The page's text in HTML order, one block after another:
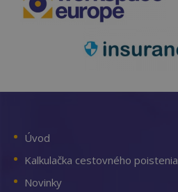
Úvod
Kalkulačka cestovného poistenia
Novinky